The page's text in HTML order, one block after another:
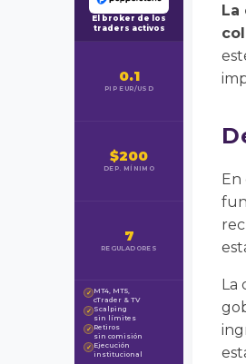
El broker de los
traders activos
0.1
PIP EUR/USD
$200
DEP. MÍNIMO
7
REGULADORES
✓ MT4, MT5,
cTrader & TV
✓ Scalping
sin límites
✓ Retiros
sin comisión
✓ Ejecución
institucional
La